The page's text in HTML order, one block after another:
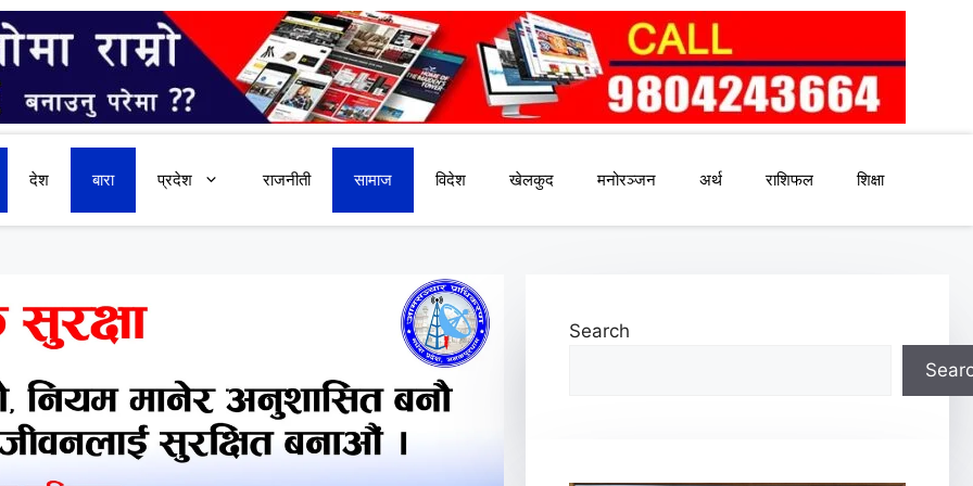
देश बारा प्रदेश राजनीती सामाज विदेश खेलकुद मनोरञ्जन अर्थ राशिफल शिक्षा
Search